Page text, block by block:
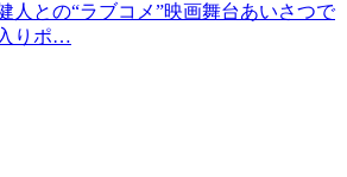
との“ラブコメ”映画舞台あいさつで
りポ…